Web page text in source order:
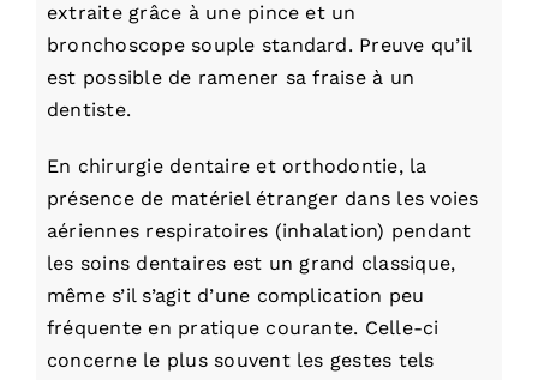
extraite grâce à une pince et un
bronchoscope souple standard. Preuve qu’il
est possible de ramener sa fraise à un
dentiste.
En chirurgie dentaire et orthodontie, la
présence de matériel étranger dans les voies
aériennes respiratoires (inhalation) pendant
les soins dentaires est un grand classique,
même s’il s’agit d’une complication peu
fréquente en pratique courante. Celle-ci
concerne le plus souvent les gestes tels